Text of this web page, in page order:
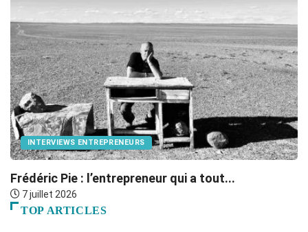
INTERVIEWS ENTREPRENEURS
Frédéric Pie : l’entrepreneur qui a tout...
7 juillet 2026
TOP ARTICLES